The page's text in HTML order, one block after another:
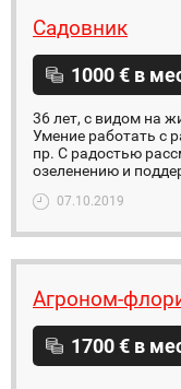
Садовник
1000 € в
36 лет, с видом на
Умение работать с
пр. С радостью
озеленению и
07.10.2019
Агроном-
1700 € в